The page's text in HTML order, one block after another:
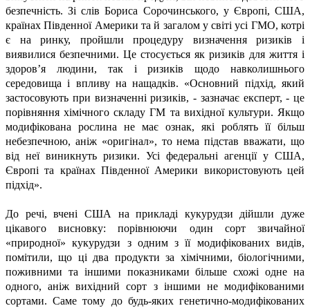
безпечність. Зі слів Бориса Сорочинського, у Європі, США,
країнах Південної Америки та й загалом у світі усі ГМО, котрі
є на ринку, пройшли процедуру визначення ризиків і
виявилися безпечними. Це стосується як ризиків для життя і
здоров’я людини, так і ризиків щодо навколишнього
середовища і впливу на нащадків. «Основний підхід, який
застосовують при визначенні ризиків, - зазначає експерт, - це
порівняння хімічного складу ГМ та вихідної культури. Якщо
модифікована рослина не має ознак, які роблять її більш
небезпечною, аніж «оригінал», то нема підстав вважати, що
від неї виникнуть ризики. Усі федеральні агенції у США,
Європі та країнах Південної Америки використовують цей
підхід».
До речі, вчені США на прикладі кукурудзи дійшли дуже
цікавого висновку: порівнюючи один сорт звичайної
«природної» кукурудзи з одним з її модифікованих видів,
помітили, що ці два продукти за хімічними, біологічними,
поживними та іншими показниками більше схожі одне на
одного, аніж вихідний сорт з іншими не модифікованими
сортами. Саме тому до будь-яких генетично-модифікованих